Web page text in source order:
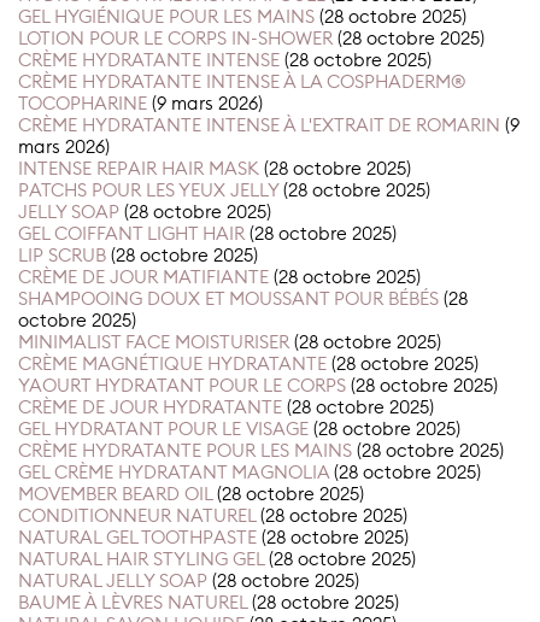
GEL HYGIÉNIQUE POUR LES MAINS (28 octobre 2025)
LOTION POUR LE CORPS IN-SHOWER (28 octobre 2025)
CRÈME HYDRATANTE INTENSE (28 octobre 2025)
CRÈME HYDRATANTE INTENSE À LA COSPHADERM®
TOCOPHARINE (9 mars 2026)
CRÈME HYDRATANTE INTENSE À L'EXTRAIT DE ROMARIN (9
mars 2026)
INTENSE REPAIR HAIR MASK (28 octobre 2025)
PATCHS POUR LES YEUX JELLY (28 octobre 2025)
JELLY SOAP (28 octobre 2025)
GEL COIFFANT LIGHT HAIR (28 octobre 2025)
LIP SCRUB (28 octobre 2025)
CRÈME DE JOUR MATIFIANTE (28 octobre 2025)
SHAMPOOING DOUX ET MOUSSANT POUR BÉBÉS (28
octobre 2025)
MINIMALIST FACE MOISTURISER (28 octobre 2025)
CRÈME MAGNÉTIQUE HYDRATANTE (28 octobre 2025)
YAOURT HYDRATANT POUR LE CORPS (28 octobre 2025)
CRÈME DE JOUR HYDRATANTE (28 octobre 2025)
GEL HYDRATANT POUR LE VISAGE (28 octobre 2025)
CRÈME HYDRATANTE POUR LES MAINS (28 octobre 2025)
GEL CRÈME HYDRATANT MAGNOLIA (28 octobre 2025)
MOVEMBER BEARD OIL (28 octobre 2025)
CONDITIONNEUR NATUREL (28 octobre 2025)
NATURAL GEL TOOTHPASTE (28 octobre 2025)
NATURAL HAIR STYLING GEL (28 octobre 2025)
NATURAL JELLY SOAP (28 octobre 2025)
BAUME À LÈVRES NATUREL (28 octobre 2025)